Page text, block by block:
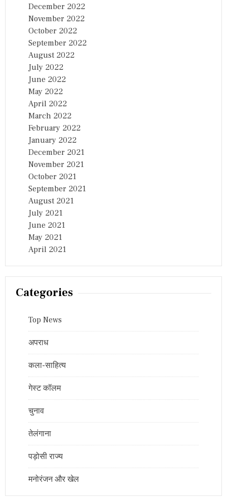
December 2022
November 2022
October 2022
September 2022
August 2022
July 2022
June 2022
May 2022
April 2022
March 2022
February 2022
January 2022
December 2021
November 2021
October 2021
September 2021
August 2021
July 2021
June 2021
May 2021
April 2021
Categories
Top News
अपराध
कला-साहित्य
गेस्ट कॉलम
चुनाव
तेलंगाना
पड़ोसी राज्य
मनोरंजन और खेल